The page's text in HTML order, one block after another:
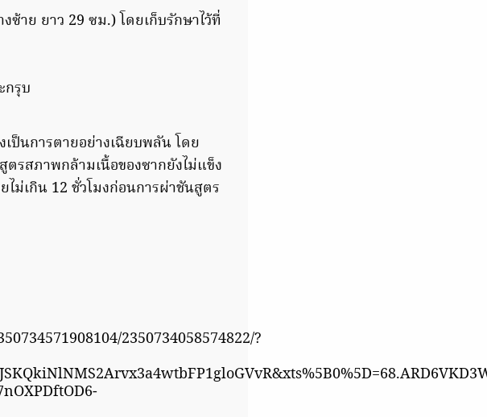
ซ้าย ยาว 29 ซม.) โดยเก็บรักษาไว้ที่
กรุบ
ป็นการตายอย่างเฉียบพลัน โดย
รสภาพกล้ามเนื้อของซากยังไม่แข็ง
ม่เกิน 12 ชั่วโมงก่อนการผ่าชันสูตร
2350734058574822/?